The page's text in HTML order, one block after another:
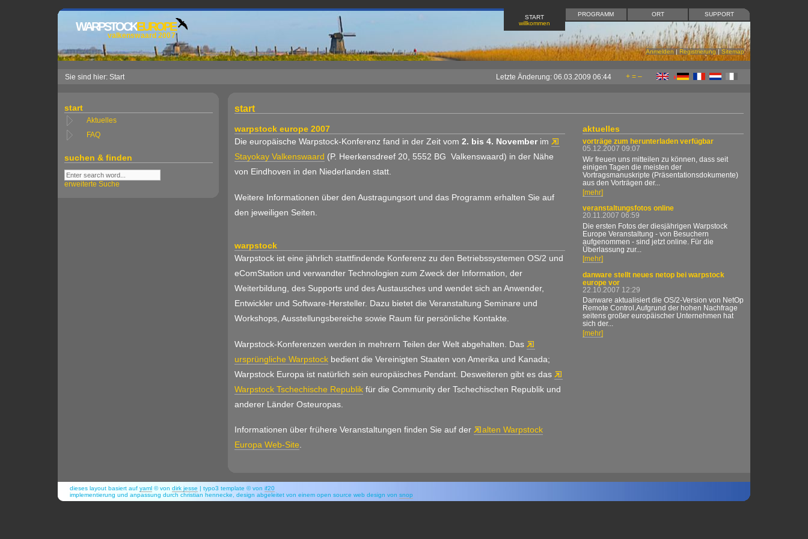
Anmelden | Registrierung|Sitemap
WARPSTOCKEUROPE
valkenswaard 2007
SUPPORT
ORT
PROGRAMM
START
willkommen
Sie sind hier: Start + = –
Letzte Änderung: 06.03.2009 06:44
start
Aktuelles
FAQ
suchen & finden
erweiterte Suche
start
warpstock europe 2007
Die europäische Warpstock-Konferenz fand in der Zeit vom 2. bis 4. Novemberim
Stayokay Valkenswaard (P. Heerkensdreef 20, 5552 BG Valkenswaard) in der Nähe
von Eindhoven in den Niederlanden statt.
Weitere Informationen über den Austragungsort und das Programm erhalten Sie auf
den jeweiligen Seiten.
warpstock
Warpstock ist eine jährlich stattfindende Konferenz zu den Betriebssystemen OS/2 und
eComStation und verwandter Technologien zum Zweck der Information, der
Weiterbildung, des Supports und des Austausches und wendet sich an Anwender,
Entwickler und Software-Hersteller. Dazu bietet die Veranstaltung Seminare und
Workshops, Ausstellungsbereiche sowie Raum für persönliche Kontakte.
Warpstock-Konferenzen werden in mehrern Teilen der Welt abgehalten. Das
ursprüngliche Warpstockbedient die Vereinigten Staaten von Amerika und Kanada;
Warpstock Europa ist natürlich sein europäisches Pendant. Desweiteren gibt es das
Warpstock Tschechische Republikfür die Community der Tschechischen Republik und
anderer Länder Osteuropas.
Informationen über frühere Veranstaltungen finden Sie auf der
alten Warpstock
Europa Web-Site
aktuelles
vorträge zum herunterladen verfügbar
05.12.2007 09:07
Wir freuen uns mitteilen zu können, dass seit
einigen Tagen die meisten der
Vortragsmanuskripte (Präsentationsdokumente)
aus den Vorträgen der...
[mehr]
veranstaltungsfotos online
20.11.2007 06:59
Die ersten Fotos der diesjährigen Warpstock
Europe Veranstaltung - von Besuchern
aufgenommen - sind jetzt online. Für die
Überlassung zur...
[mehr]
danware stellt neues netop bei warpstock
europe vor
22.10.2007 12:29
Danware aktualisiert die OS/2-Version von NetOp
Remote Control.Aufgrund der hohen Nachfrage
seitens großer europäischer Unternehmen hat
sich der...
[mehr]
dieses layout basiert aufyaml © vondirk jesse | typo3 template © vonif20
implementierung und anpassung durch christian hennecke, design abgeleitet von einem open source web design vonsnop